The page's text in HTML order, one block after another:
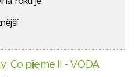
Co pijeme II - VODA